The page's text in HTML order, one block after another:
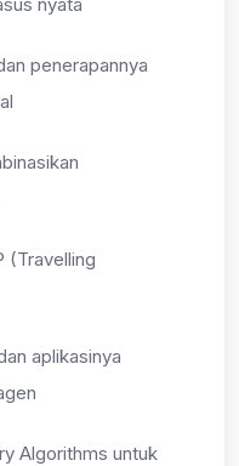
penerapannya
(Travelling
aplikasinya
Algorithms untuk